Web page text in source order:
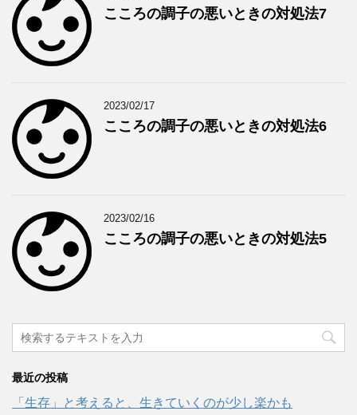
こころの調子の悪いときの対処法7
2023/02/17
こころの調子の悪いときの対処法6
2023/02/16
こころの調子の悪いときの対処法5
最近の投稿
「生存」と考えると、生きていくのが少し楽かも